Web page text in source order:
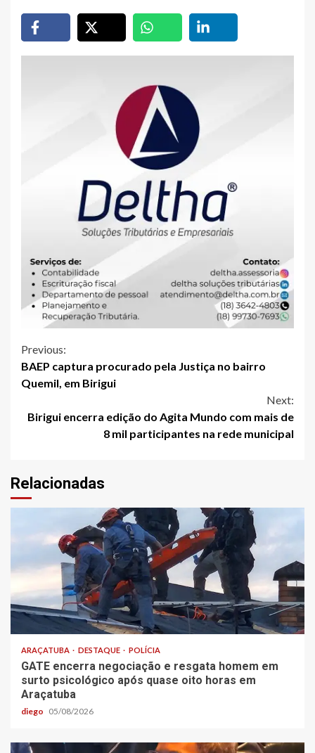
Continue
Reading
Previous:
BAEP captura procurado pela Justiça no bairro
Quemil, em Birigui
Next:
Birigui encerra edição do Agita Mundo com mais de
8 mil participantes na rede municipal
Relacionadas
ARAÇATUBA DESTAQUE POLÍCIA
GATE encerra negociação e resgata homem em
surto psicológico após quase oito horas em
Araçatuba
diego 05/08/2026